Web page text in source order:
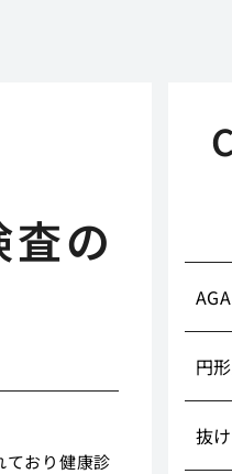
の
ており健康診
AGA
円
抜